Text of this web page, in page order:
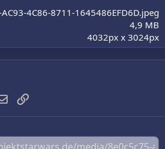
(
e
)
AC93-4C86-8711-1645486EFD6D.jpeg
4,9 MB
4032px x 3024px
E-Mail